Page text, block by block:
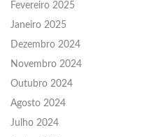
Fevereiro 2025
Janeiro 2025
Dezembro 2024
Novembro 2024
Outubro 2024
Agosto 2024
Julho 2024